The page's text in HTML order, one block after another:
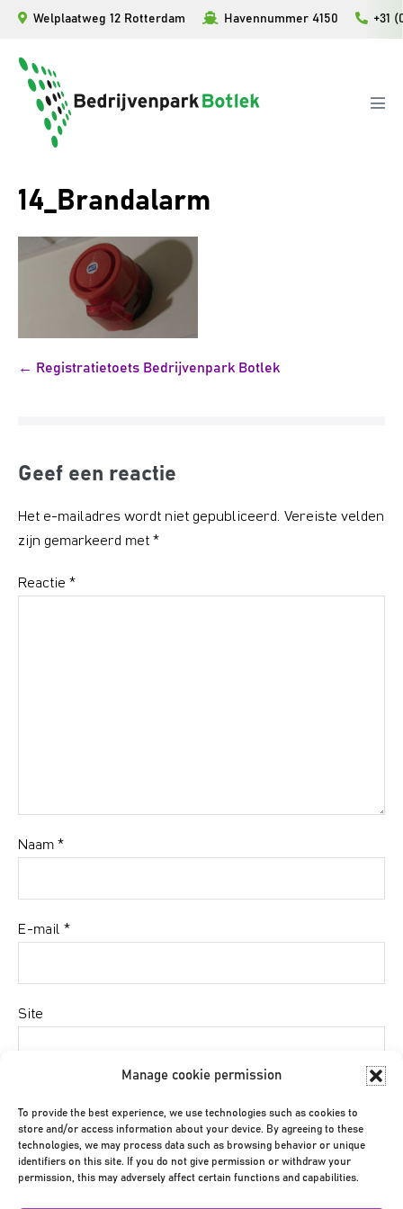
Manage cookie permission
To provide the best experience, we use technologies such as cookies to
store and/or access information about your device. By agreeing to these
technologies, we may process data such as browsing behavior or unique
identifiers on this site. If you do not give permission or withdraw your
permission, this may adversely affect certain functions and capabilities.
inhoud
Welplaatweg 12 Rotterdam Havennummer 4150 +31
14_Brandalarm
Bericht
← Registratietoets Bedrijvenpark Botlek
Geef een reactie
Het e-mailadres wordt niet gepubliceerd. Vereiste velden
zijn gemarkeerd met *
Reactie *
Naam *
E-mail *
Site
voor de volgende keer wanneer ik een reactie plaats.